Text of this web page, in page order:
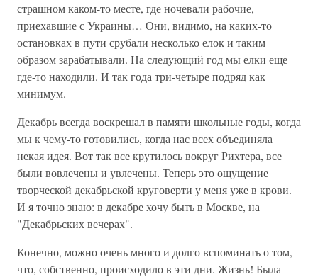
страшном каком-то месте, где ночевали рабочие,
приехавшие с Украины… Они, видимо, на каких-то
остановках в пути срубали несколько елок и таким
образом зарабатывали. На следующий год мы елки еще
где-то находили. И так года три-четыре подряд как
минимум.
Декабрь всегда воскрешал в памяти школьные годы, когда
мы к чему-то готовились, когда нас всех объединяла
некая идея. Вот так все крутилось вокруг Рихтера, все
были вовлечены и увлечены. Теперь это ощущение
творческой декабрьской круговерти у меня уже в крови.
И я точно знаю: в декабре хочу быть в Москве, на
"Декабрьских вечерах".
Конечно, можно очень много и долго вспоминать о том,
что, собственно, происходило в эти дни. Жизнь! Была